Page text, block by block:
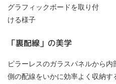
グラフィックボードを取り付
ける様子
「裏配線」の美学
ピラーレスのガラスパネルから
側の配線をいかに効率よく収納す